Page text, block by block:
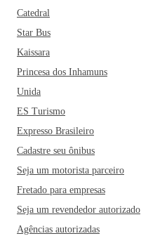
Catedral
Star Bus
Kaissara
Princesa dos Inhamuns
Unida
ES Turismo
Expresso Brasileiro
Cadastre seu ônibus
Seja um motorista parceiro
Fretado para empresas
Seja um revendedor autorizado
Agências autorizadas